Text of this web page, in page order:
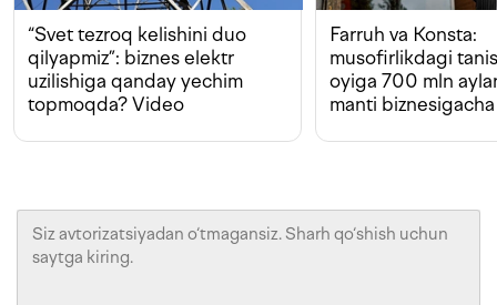
“Svet tezroq kelishini duo
qilyapmiz”: biznes elektr
uzilishiga qanday yechim
topmoqda? Video
Farruh va Konsta:
musofirlikdagi
oyiga 700 mln
manti biznesigacha